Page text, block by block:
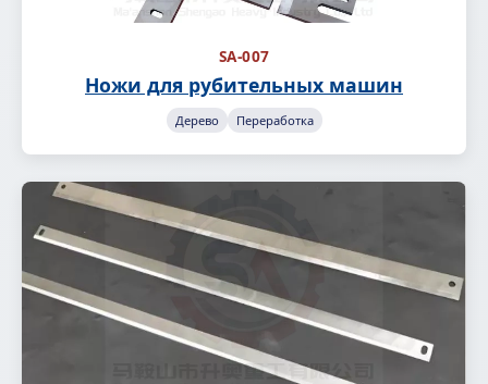
SA-007
Ножи для рубительных машин
Дерево Переработка